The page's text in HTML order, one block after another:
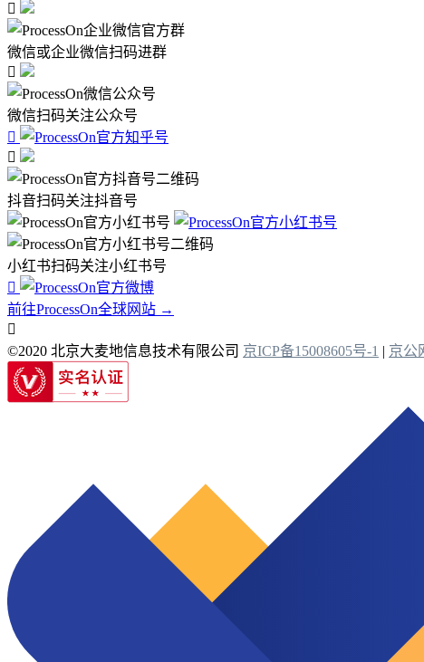

微信或企业微信扫码进群

微信扫码关注公众号


抖音扫码关注抖音号
小红书扫码关注小红书号

前往ProcessOn全球网站 →

©2020 北京大麦地信息技术有限公司 京ICP备15008605号-1 | 京公